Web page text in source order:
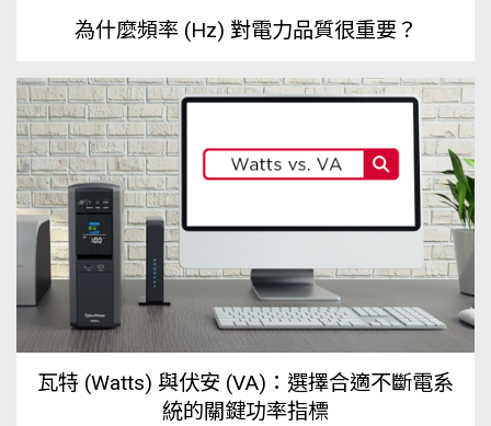
為什麼頻率 (Hz) 對電力品質很重要？
瓦特 (Watts) 與伏安 (VA)：選擇合適不斷電系
統的關鍵功率指標